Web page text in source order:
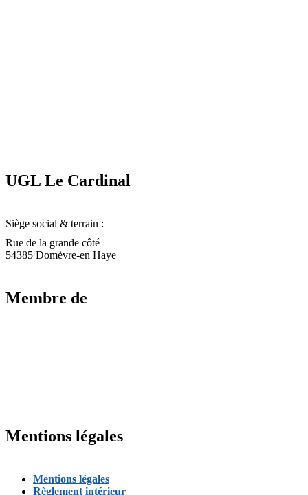
UGL Le Cardinal
Siège social & terrain :
Rue de la grande côté
54385 Domèvre-en Haye
Membre de
Mentions légales
Mentions légales
Règlement intérieur